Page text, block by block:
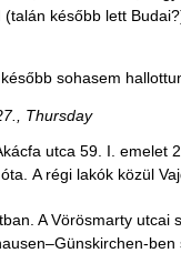
később lett
sohasem
Thursday
utca 59. I. emelet
A régi lakók közül
A Vörösmarty